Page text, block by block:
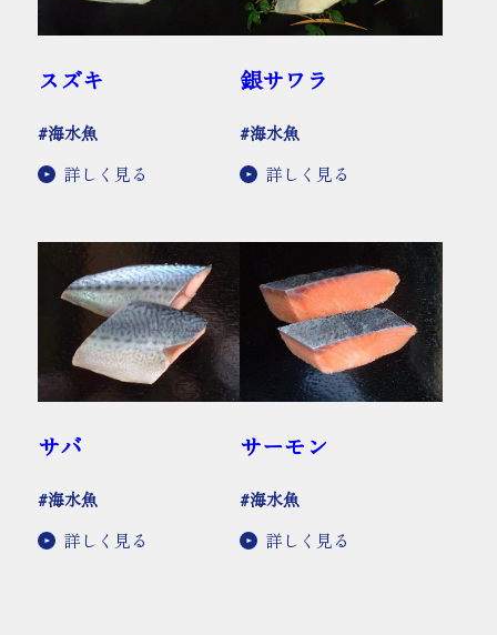
スズキ
#海水魚
詳しく見る
銀サワラ
#海水魚
詳しく見る
サバ
#海水魚
詳しく見る
サーモン
#海水魚
詳しく見る